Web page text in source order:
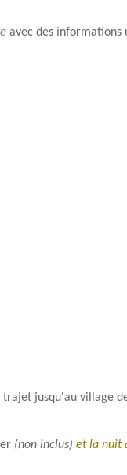
avec des informations
trajet jusqu'au village
(non inclus) et la nuit